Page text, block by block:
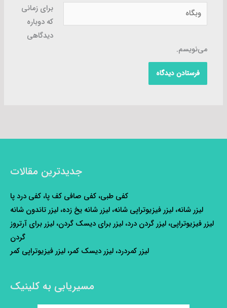
وبگاه
برای زمانی
که دوباره
دیدگاهی
می‌نویسم.
جدیدترین مقالات
کفی طبی، کفی صافی کف پا، کفی درد پا
لیزر شانه، لیزر فیزیوتراپی شانه، لیزر شانه یخ زده، لیزر تاندون شانه
لیزر فیزیوتراپی، لیزر گردن درد، لیزر برای دیسک گردن، لیزر برای آرتروز
گردن
لیزر کمردرد، لیزر دیسک کمر، لیزر فیزیوتراپی کمر
مسیریابی به کلینیک